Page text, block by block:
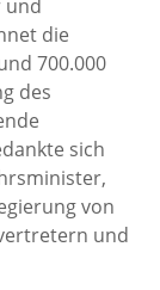
und
die
700.000
des
sich
von
und